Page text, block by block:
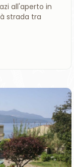
all'aperto in
strada tra